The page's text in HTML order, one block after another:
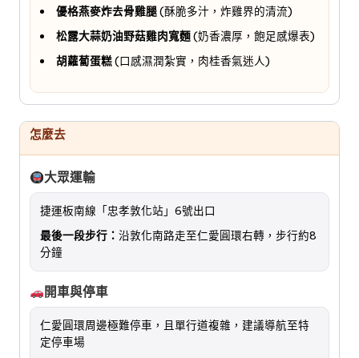
優格燕麥炸去骨雞腿(酥脆多汁，炸雞界的清流)
松露大蒜奶油野菇雞肉寬麵(奶香濃厚，飽足感爆表)
胡蘿蔔蛋糕(口感濕潤紮實，肉桂香氣迷人)
怎麼去
大眾運輸
捷運板南線「忠孝敦化站」6號出口
最後一段步行： 沿敦化南路走至仁愛圓環右轉，步行約8
分鐘
開車與停車
仁愛圓環周邊極難停車，且單行道複雜，建議導航至特
定停車場